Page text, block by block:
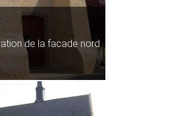
de la facade nord